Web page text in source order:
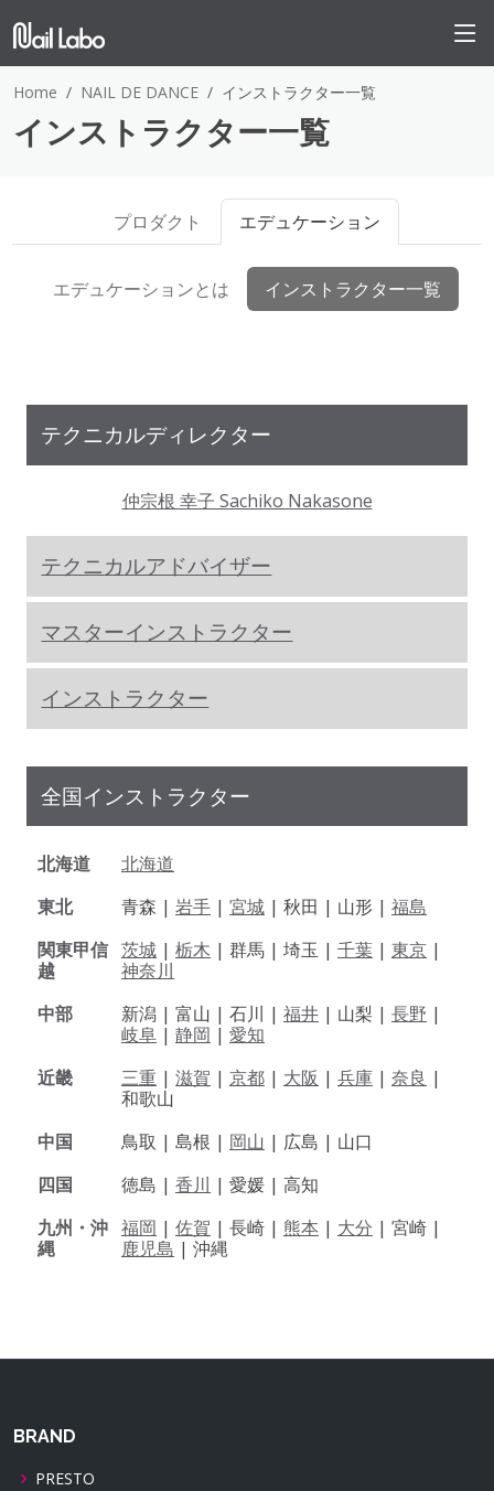
Home NAIL DE DANCE インストラクター一覧
インストラクター一覧
プロダクト エデュケーション
エデュケーションとは インストラクター一覧
テクニカルディレクター
仲宗根 幸子 Sachiko Nakasone
テクニカルアドバイザー
マスターインストラクター
インストラクター
全国インストラクター
北海道
北海道
東北
青森 | 岩手 | 宮城 | 秋田 | 山形 | 福島
関東甲信
越
茨城 | 栃木 | 群馬 | 埼玉 | 千葉 | 東京 |
神奈川
中部
新潟 | 富山 | 石川 | 福井 | 山梨 | 長野 |
岐阜 | 静岡 | 愛知
近畿
三重 | 滋賀 | 京都 | 大阪 | 兵庫 | 奈良 |
和歌山
中国
鳥取 | 島根 | 岡山 | 広島 | 山口
四国
徳島 | 香川 | 愛媛 | 高知
九州・沖
縄
福岡 | 佐賀 | 長崎 | 熊本 | 大分 | 宮崎 |
鹿児島 | 沖縄
BRAND
PRESTO